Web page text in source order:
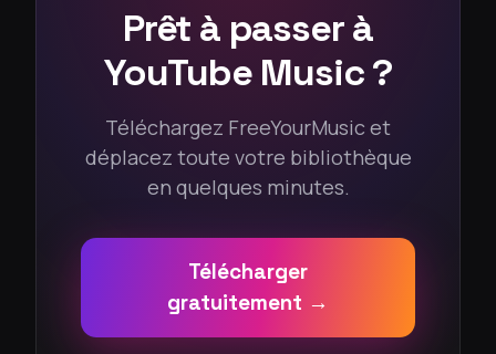
Prêt à passer à
YouTube Music ?
Téléchargez FreeYourMusic et
déplacez toute votre bibliothèque
en quelques minutes.
Télécharger
gratuitement →